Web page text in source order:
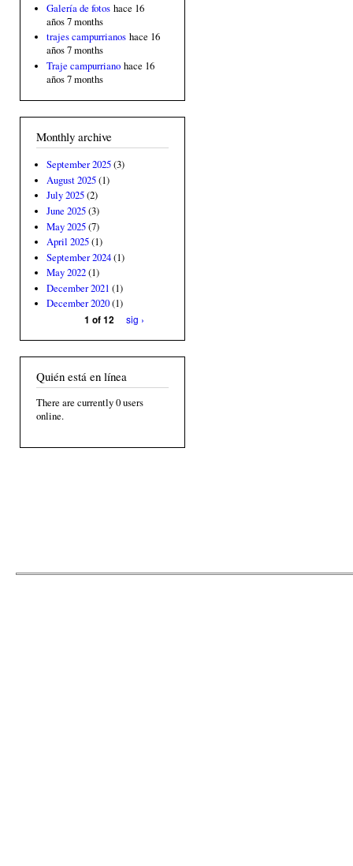
Galería de fotos hace 16
años 7 months
trajes campurrianos hace 16
años 7 months
Traje campurriano hace 16
años 7 months
Monthly archive
September 2025(3)
August 2025(1)
July 2025(2)
June 2025(3)
May 2025(7)
April 2025(1)
September 2024(1)
May 2022(1)
December 2021 (1)
December 2020(1)
1 of 12
sig ›
Quién está en línea
There are currently 0 users
online.